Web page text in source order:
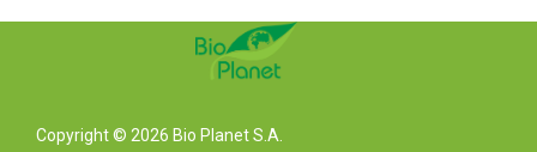
Copyright © 2026 Bio Planet S.A.